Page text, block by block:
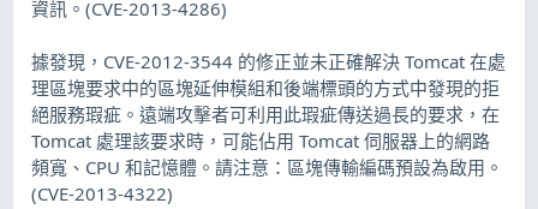
資訊。(CVE-2013-4286)
據發現，CVE-2012-3544 的修正並未正確解決 Tomcat 在處
理區塊要求中的區塊延伸模組和後端標頭的方式中發現的拒
絕服務瑕疵。遠端攻擊者可利用此瑕疵傳送過長的要求，在
Tomcat 處理該要求時，可能佔用 Tomcat 伺服器上的網路
頻寬、CPU 和記憶體。請注意：區塊傳輸編碼預設為啟用。
(CVE-2013-4322)